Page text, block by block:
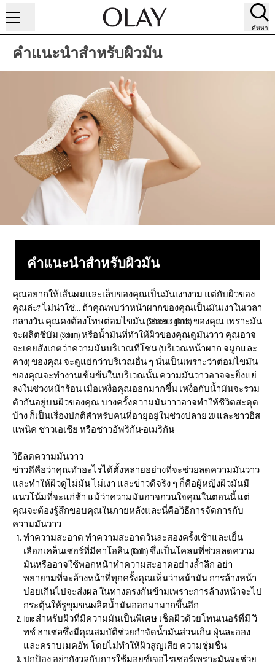
ค้นหา
คำแนะนำสำหรับผิวมัน
คำแนะนำสำหรับผิวมัน
คุณอยากให้เส้นผมและเล็บของคุณเป็นมันเงางาม แต่กับผิวของ
คุณล่ะ? ไม่น่าใช่... ถ้าคุณพบว่าหน้าผากของคุณเป็นมันเงาในเวลา
กลางวัน คุณคงต้องโทษต่อมไขมัน (Sebaceous glands) ของคุณ เพราะมัน
จะผลิตซีบัม (Sebum) หรือน้ำมันที่ทำให้ผิวของคุณดูมันวาว คุณอาจ
จะเคยสังเกตว่าความมันบริเวณทีโซน (บริเวณหน้าผาก จมูกและ
คาง) ของคุณ จะดูแย่กว่าบริเวณอื่น ๆ นั่นเป็นเพราะว่าต่อมไขมัน
ของคุณจะทำงานเข้มข้นในบริเวณนั้น ความมันวาวอาจจะยิ่งแย่
ลงในช่วงหน้าร้อน เมื่อเหงื่อคุณออกมากขึ้น เหงื่อกับน้ำมันจะรวม
ตัวกันอยู่บนผิวของคุณ บางครั้งความมันวาวอาจทำให้ชีวิตสะดุด
บ้าง ก็เป็นเรื่องปกติสำหรับคนที่อายุอยู่ในช่วงปลาย 20 และชาวฮิส
แพนิค ชาวเอเชีย หรือชาวอัฟริกัน-อเมริกัน
วิธีลดความมันวาว
ข่าวดีคือว่าคุณทำอะไรได้ตั้งหลายอย่างที่จะช่วยลดความมันวาว
และทำให้ผิวดูไม่มัน ไม่เงา และข่าวดีจริง ๆ ก็คือผู้หญิงผิวมันมี
แนวโน้มที่จะแก่ช้า แม้ว่าความมันอาจกวนใจคุณในตอนนี้ แต่
คุณจะต้องรู้สึกขอบคุณในภายหลังและนี่คือวิธีการจัดการกับ
ความมันวาว
ทำความสะอาด ทำความสะอาดวันละสองครั้งเช้าและเย็น
เลือกเคล็นเซอร์ที่มีคาโอลิน (Kaolin) ซึ่งเป็นโคลนที่ช่วยลดความ
มันหรืออาจใช้พอกหน้าทำความสะอาดอย่างล้ำลึก อย่า
พยายามที่จะล้างหน้าที่ทุกครั้งคุณเห็นว่าหน้ามัน การล้างหน้า
บ่อยเกินไปจะส่งผล ในทางตรงกันข้ามเพราะการล้างหน้าจะไป
กระตุ้นให้รูขุมขนผลิตน้ำมันออกมามากขึ้นอีก
Tone สำหรับผิวที่มีความมันเป็นพิเศษ เช็ดผิวด้วยโทนเนอร์ที่มี วิ
ทช์ ฮาเซลซึ่งมีคุณสมบัติช่วยกำจัดน้ำมันส่วนเกิน ฝุ่นละออง
และคราบเมคอัพ โดยไม่ทำให้ผิวสูญเสีย ความชุ่มชื่น
ปกป้อง อย่ากังวลกับการใช้มอยซ์เจอไรเซอร์เพราะมันจะช่วย